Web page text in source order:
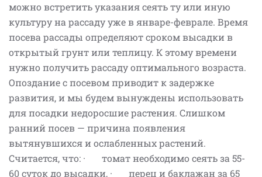
можно встретить указания сеять ту или иную
культуру на рассаду уже в январе-феврале. Время
посева рассады определяют сроком высадки в
открытый грунт или теплицу. К этому времени
нужно получить рассаду оптимального возраста.
Опоздание с посевом приводит к задержке
развития, и мы будем вынуждены использовать
для посадки недоросшие растения. Слишком
ранний посев — причина появления
вытянувшихся и ослабленных растений.
Считается, что: · томат необходимо сеять за 55-
60 суток до высадки, · перец и баклажан за 65